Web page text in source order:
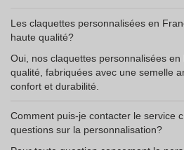
Les claquettes personnalisées en
haute qualité?
Oui, nos claquettes personnalisées
qualité, fabriquées avec une semelle
confort et durabilité.
Comment puis-je contacter le service
questions sur la personnalisation?